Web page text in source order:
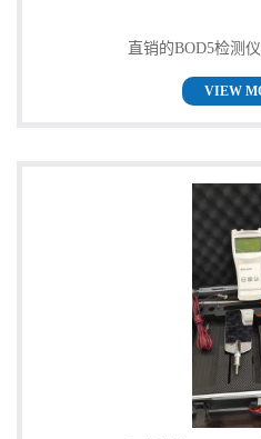
直销的BOD5检测
VIEW